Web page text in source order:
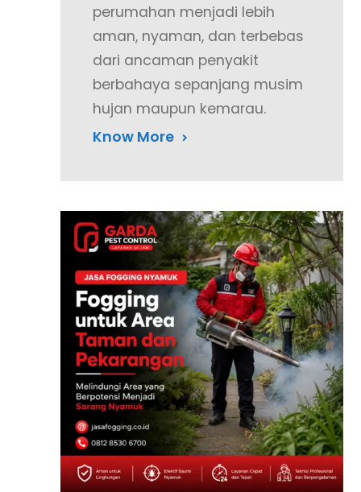
perumahan menjadi lebih
aman, nyaman, dan terbebas
dari ancaman penyakit
berbahaya sepanjang musim
hujan maupun kemarau.
Know More